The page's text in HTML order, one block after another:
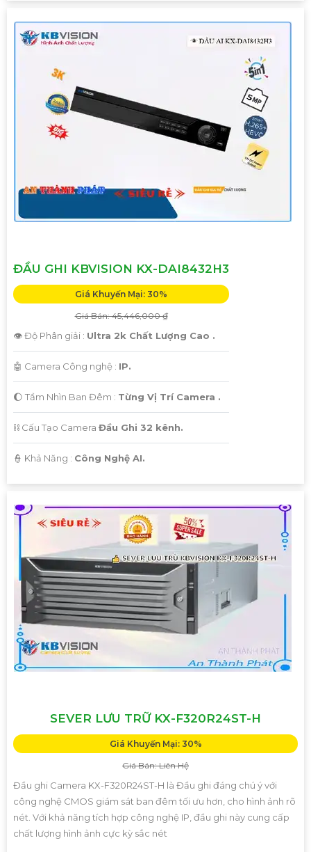
ĐẦU GHI KBVISION KX-DAI8432H3
Giá Khuyến Mại: 30%
Giá Bán: 45,446,000 ₫
👁 Độ Phân giải : Ultra 2k Chất Lượng Cao .
🤖️ Camera Công nghệ : IP.
🌔 Tầm Nhìn Ban Đêm : Từng Vị Trí Camera .
⛓ Cấu Tạo Camera Đầu Ghi 32 kênh.
️👮 Khả Năng : Công Nghệ AI.
SEVER LƯU TRỮ KX-F320R24ST-H
Giá Khuyến Mại: 30%
Giá Bán: Liên Hệ
Đầu ghi Camera KX-F320R24ST-H là Đầu ghi đáng chú ý với
công nghệ CMOS giám sát ban đêm tối ưu hơn, cho hình ảnh rõ
nét. Với khả năng tích hợp công nghệ IP, đầu ghi này cung cấp
chất lượng hình ảnh cực kỳ sắc nét